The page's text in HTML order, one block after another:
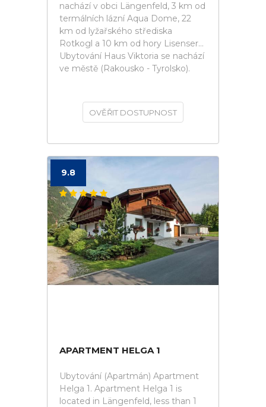
nachází v obci Längenfeld, 3 km od
termálních lázní Aqua Dome, 22
km od lyžařského střediska
Rotkogl a 10 km od hory Lisenser...
Ubytování Haus Viktoria se nachází
ve městě (Rakousko - Tyrolsko).
OVĚŘIT DOSTUPNOST
9.8
APARTMENT HELGA 1
Ubytování (Apartmán) Apartment
Helga 1. Apartment Helga 1 is
located in Längenfeld, less than 1